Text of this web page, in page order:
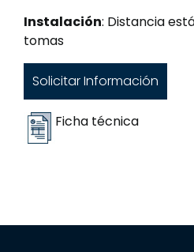
Instalación: Distancia
tomas
Solicitar Información
Ficha técnica